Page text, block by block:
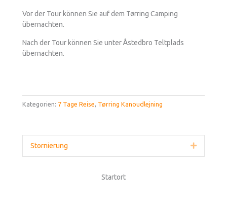
Vor der Tour können Sie auf dem Tørring Camping
übernachten.
Nach der Tour können Sie unter Åstedbro Teltplads
übernachten.
Kategorien: 7 Tage Reise, Tørring Kanoudlejning
Stornierung Erweitern
Startort